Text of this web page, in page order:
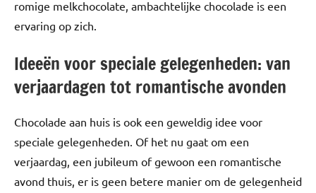
romige melkchocolate, ambachtelijke chocolade is een
ervaring op zich.
Ideeën voor speciale gelegenheden: van
verjaardagen tot romantische avonden
Chocolade aan huis is ook een geweldig idee voor
speciale gelegenheden. Of het nu gaat om een
verjaardag, een jubileum of gewoon een romantische
avond thuis, er is geen betere manier om de gelegenheid